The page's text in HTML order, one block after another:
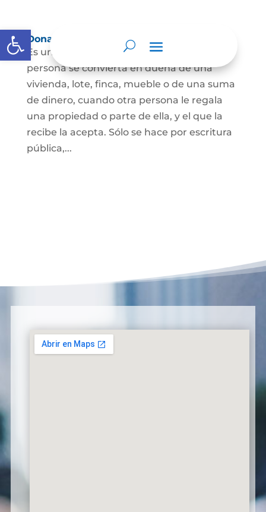
Abrir barra de herramientas
Donación
Es uno de los contratos cuyo fin es que una
persona se convierta en dueña de una
vivienda, lote, finca, mueble o de una suma
de dinero, cuando otra persona le regala
una propiedad o parte de ella, y el que la
recibe la acepta. Sólo se hace por escritura
pública,...